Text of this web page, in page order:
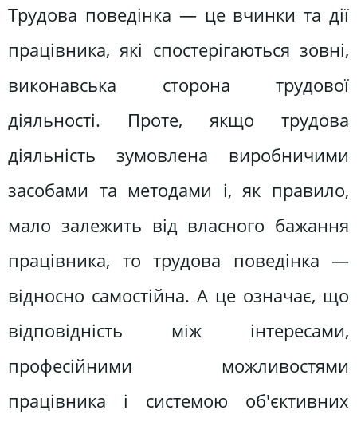
Трудова поведінка — це вчинки та дії
працівника, які спостерігаються зовні,
виконавська сторона трудової
діяльності. Проте, якщо трудова
діяльність зумовлена виробничими
засобами та методами і, як правило,
мало залежить від власного бажання
працівника, то трудова поведінка —
відносно самостійна. А це означає, що
відповідність між інтересами,
професійними можливостями
працівника і системою об'єктивних